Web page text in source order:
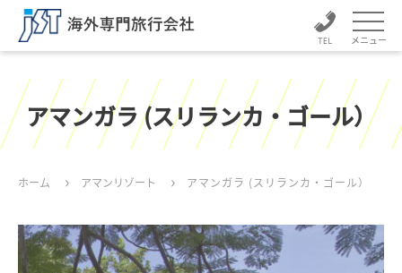
メニュー
アマンガラ (スリランカ・ゴール）
ホーム アマンリゾート アマンガラ (スリランカ・ゴール）